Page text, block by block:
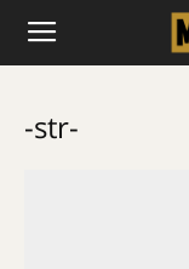
-str-